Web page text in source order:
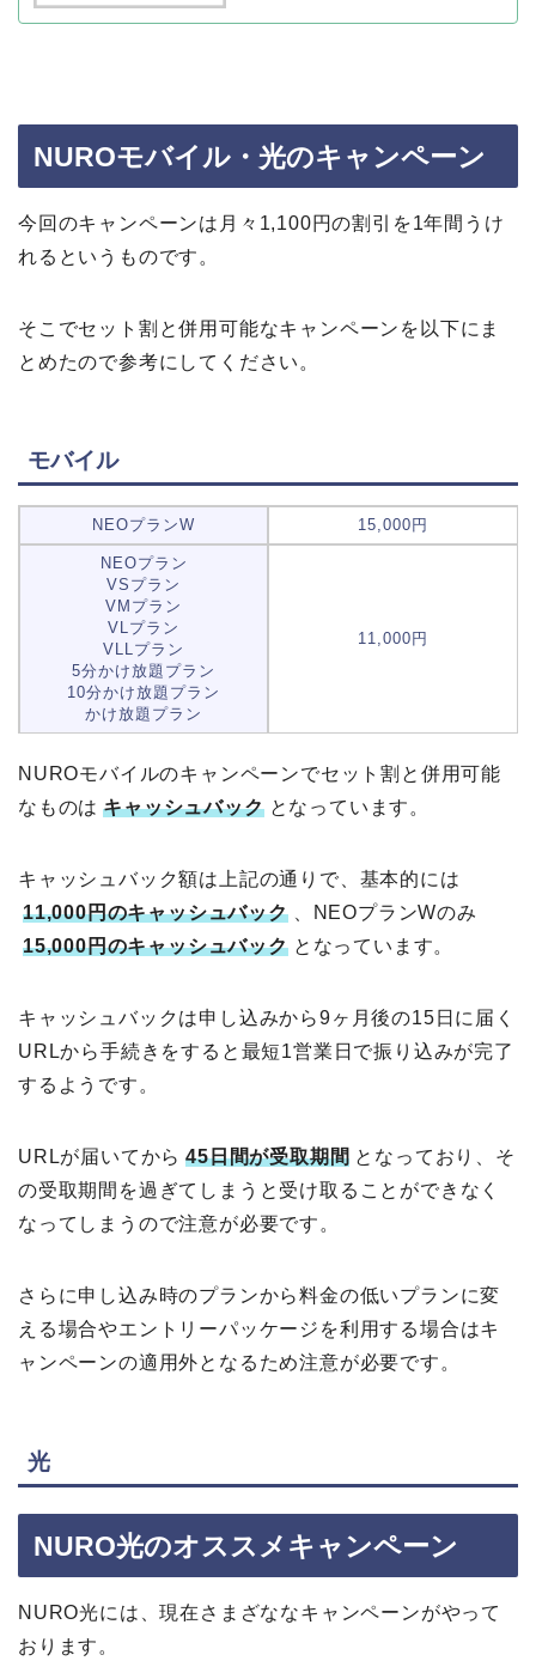
NUROモバイル・光のキャンペーン
今回のキャンペーンは月々1,100円の割引を1年間うけ
れるというものです。
そこでセット割と併用可能なキャンペーンを以下にま
とめたので参考にしてください。
モバイル
NEOプランW 15,000円
NEOプラン
VSプラン
VMプラン
VLプラン
VLLプラン
5分かけ放題プラン
10分かけ放題プラン
かけ放題プラン
11,000円
NUROモバイルのキャンペーンでセット割と併用可能
なものは キャッシュバック となっています。
キャッシュバック額は上記の通りで、基本的には
11,000円のキャッシュバック
、NEOプランWのみ
15,000円のキャッシュバック となっています。
キャッシュバックは申し込みから9ヶ月後の15日に届く
URLから手続きをすると最短1営業日で振り込みが完了
するようです。
URLが届いてから 45日間が受取期間 となっており、そ
の受取期間を過ぎてしまうと受け取ることができなく
なってしまうので注意が必要です。
さらに申し込み時のプランから料金の低いプランに変
える場合やエントリーパッケージを利用する場合はキ
ャンペーンの適用外となるため注意が必要です。
光
NURO光のオススメキャンペーン
NURO光には、現在さまざななキャンペーンがやって
おります。